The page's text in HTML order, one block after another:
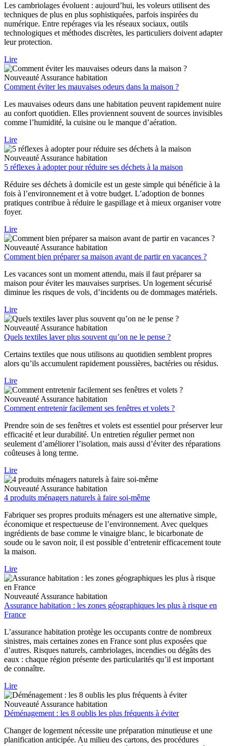
Les cambriolages évoluent : aujourd’hui, les voleurs utilisent des
techniques de plus en plus sophistiquées, parfois inspirées du
numérique. Entre repérages via les réseaux sociaux, outils
technologiques et méthodes discrètes, les particuliers doivent adapter
leur protection.
Lire
Nouveauté Assurance habitation
Comment éviter les mauvaises odeurs dans la maison ?
Les mauvaises odeurs dans une habitation peuvent rapidement nuire
au confort quotidien. Elles proviennent souvent de sources invisibles
comme l’humidité, la cuisine ou le manque d’aération.
Lire
Nouveauté Assurance habitation
5 réflexes à adopter pour réduire ses déchets à la maison
Réduire ses déchets à domicile est un geste simple qui bénéficie à la
fois à l’environnement et à votre budget. L’adoption de bonnes
pratiques contribue à réduire le gaspillage et à mieux organiser votre
foyer.
Lire
Nouveauté Assurance habitation
Comment bien préparer sa maison avant de partir en vacances ?
Les vacances sont un moment attendu, mais il faut préparer sa
maison pour éviter les mauvaises surprises. Un logement sécurisé
diminue les risques de vols, d’incidents ou de dommages matériels.
Lire
Nouveauté Assurance habitation
Quels textiles laver plus souvent qu’on ne le pense ?
Certains textiles que nous utilisons au quotidien semblent propres
alors qu’ils accumulent rapidement poussières, bactéries ou résidus.
Lire
Nouveauté Assurance habitation
Comment entretenir facilement ses fenêtres et volets ?
Prendre soin de ses fenêtres et volets est essentiel pour préserver leur
efficacité et leur durabilité. Un entretien régulier permet non
seulement d’améliorer l’isolation, mais aussi d’éviter des réparations
coûteuses à long terme.
Lire
Nouveauté Assurance habitation
4 produits ménagers naturels à faire soi-même
Fabriquer ses propres produits ménagers est une alternative simple,
économique et respectueuse de l’environnement. Avec quelques
ingrédients de base comme le vinaigre blanc, le bicarbonate de
soude ou le savon noir, il est possible d’entretenir efficacement toute
la maison.
Lire
Nouveauté Assurance habitation
Assurance habitation : les zones géographiques les plus à risque en
France
L’assurance habitation protège les occupants contre de nombreux
sinistres, mais certaines zones en France sont plus exposées que
d’autres. Risques naturels, cambriolages, incendies ou dégâts des
eaux : chaque région présente des particularités qu’il est important
de connaître.
Lire
Nouveauté Assurance habitation
Déménagement : les 8 oublis les plus fréquents à éviter
Changer de logement nécessite une préparation minutieuse et une
planification anticipée. Au milieu des cartons, des procédures